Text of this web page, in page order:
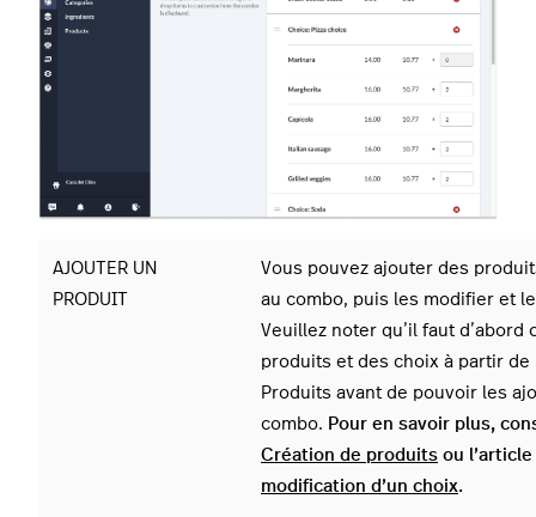
AJOUTER UN
PRODUIT
Vous pouvez ajouter des
au combo, puis les modifier et
Veuillez noter qu’il faut d’abord
produits et des choix à partir de
Produits avant de pouvoir les
combo. Pour en savoir plus,
Création de produits ou l’article
modification d’un choix.